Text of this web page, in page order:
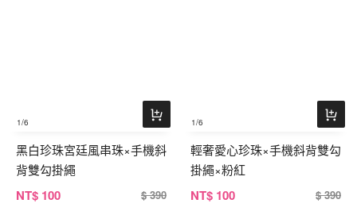
1/6
黑白珍珠宮廷風串珠×手機斜
背雙勾掛繩
NT$ 100 $ 390
1/6
輕奢愛心珍珠×手機斜背雙勾
掛繩×粉紅
NT$ 100 $ 390